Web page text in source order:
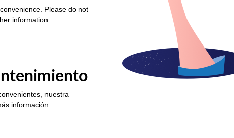
Please do not
information
nuestra
información